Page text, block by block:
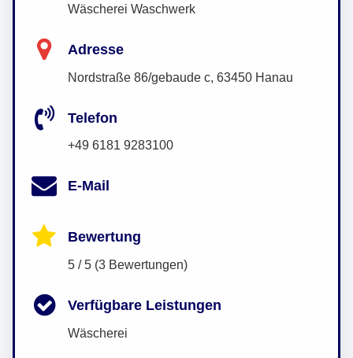
Wäscherei Waschwerk
Adresse
Nordstraße 86/gebaude c, 63450 Hanau
Telefon
+49 6181 9283100
E-Mail
Bewertung
5 / 5 (3 Bewertungen)
Verfügbare Leistungen
Wäscherei